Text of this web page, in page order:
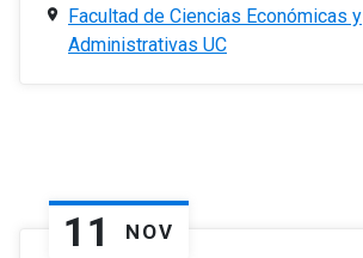
Facultad de Ciencias Económicas y
Administrativas UC
11 NOV